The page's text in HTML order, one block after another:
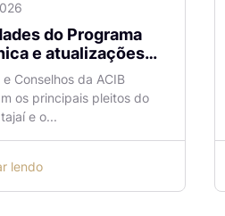
do Programa
e atualizações
Aeroporto de
são temas de
na ACIB
Conselhos da ACIB
os principais pleitos do
e o...
lendo